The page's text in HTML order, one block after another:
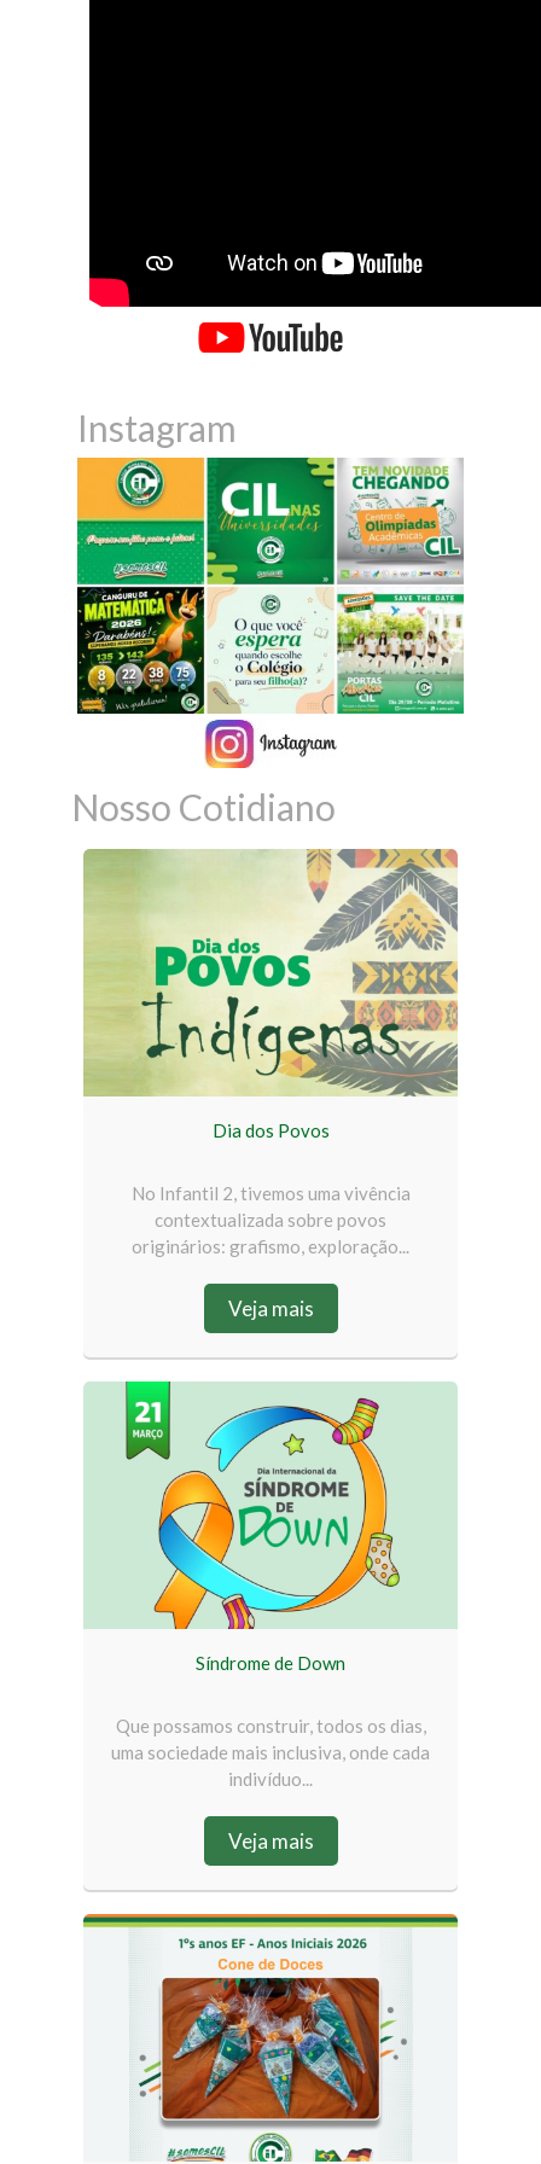
Instagram
Nosso Cotidiano
Dia dos Povos
No Infantil 2, tivemos uma vivência
contextualizada sobre povos
originários: grafismo, exploração...
Veja mais
Síndrome de Down
Que possamos construir, todos os dias,
uma sociedade mais inclusiva, onde cada
indivíduo...
Veja mais